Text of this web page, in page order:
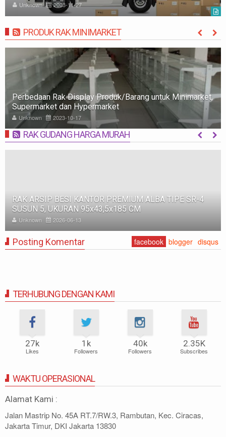
Unknown 2023-11-27
PRODUK RAK MINIMARKET MORE
untuk Minimarket,
Rak Minimarket: Pengertian, Jenis,
Memilih
2023-10-09
RAK GUDANG HARGA MURAH MORE
KANTOR PREMIUM ALBA TIPE SR-4
95x43,5x185 CM
06-13
RAK BESI
Posting Komentar facebook blogger disqus
TERHUBUNG DENGAN KAMI
27k
Likes
1k
Followers
40k
Followers
2.35K
Subscribes
WAKTU OPERASIONAL
Alamat Kami :
Jalan Mastrip No. 45A RT.7/RW.3, Rambutan, Kec. Ciracas,
Jakarta Timur, DKI Jakarta 13830